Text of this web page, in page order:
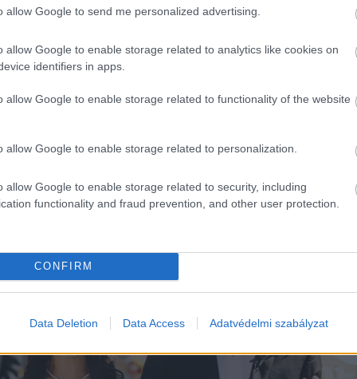
allow Google to send me personalized advertising.
allow Google to enable storage related to analytics like cookies on
identifiers in apps.
allow Google to enable storage related to functionality of the website
allow Google to enable storage related to personalization.
allow Google to enable storage related to security, including
functionality and fraud prevention, and other user protection.
CONFIRM
Data Deletion Data Access Adatvédelmi szabályzat
Unsplash